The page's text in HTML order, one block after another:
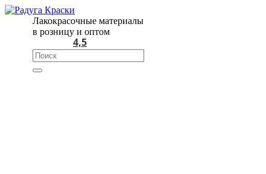
Лакокрасочные материалы
в розницу и оптом
4,5